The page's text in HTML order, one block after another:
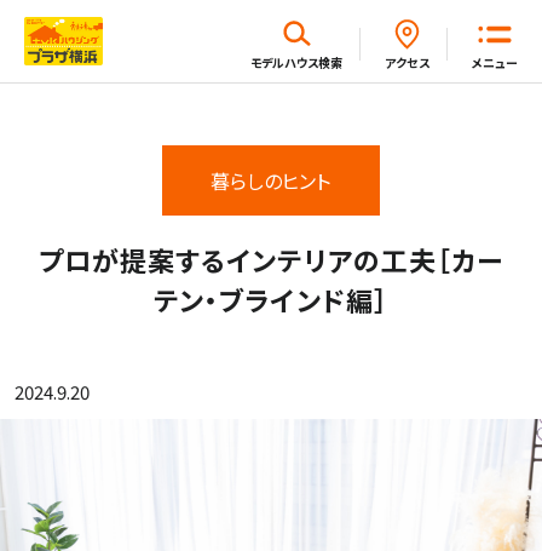
メニュー
モデルハウス検索 アクセス
暮らしのヒント
プロが提案するインテリアの工夫［カー
テン・ブラインド編］
2024.9.20
閉じる
モデルハウス一覧
イベント・セミナー・キャンペーン一覧